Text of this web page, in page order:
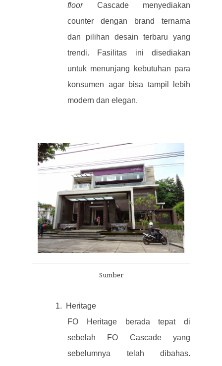
floorCascade menyediakan
counter dengan brand ternama
dan pilihan desain terbaru yang
trendi. Fasilitas ini disediakan
untuk menunjang kebutuhan para
konsumen agar bisa tampil lebih
modern dan elegan.
Sumber
1.
Heritage
FO Heritage berada tepat di
sebelah FO Cascade yang
sebelumnya telah dibahas.